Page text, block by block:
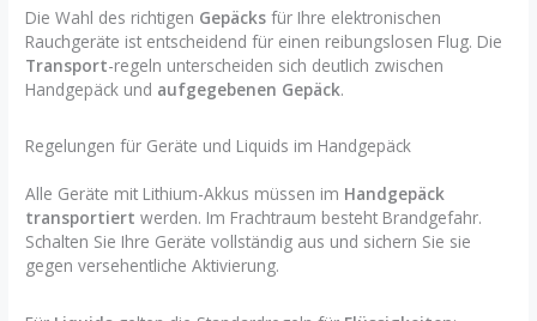
Die Wahl des richtigen Gepäcks für Ihre elektronischen
Rauchgeräte ist entscheidend für einen reibungslosen Flug. Die
Transport-regeln unterscheiden sich deutlich zwischen
Handgepäck und aufgegebenen Gepäck.
Regelungen für Geräte und Liquids im Handgepäck
Alle Geräte mit Lithium-Akkus müssen im Handgepäck
transportiert werden. Im Frachtraum besteht Brandgefahr.
Schalten Sie Ihre Geräte vollständig aus und sichern Sie sie
gegen versehentliche Aktivierung.